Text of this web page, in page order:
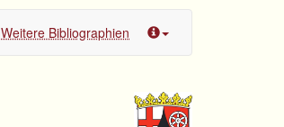
Weitere Bibliographien